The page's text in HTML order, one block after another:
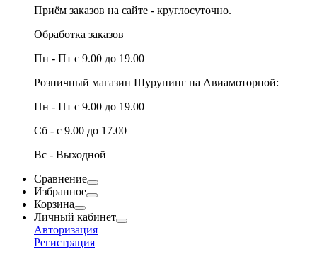
Приём заказов на сайте - круглосуточно.
Обработка заказов
Пн - Пт с 9.00 до 19.00
Розничный магазин Шурупинг на Авиамоторной:
Пн - Пт с 9.00 до 19.00
Сб - с 9.00 до 17.00
Вс - Выходной
Сравнение
Избранное
Корзина
Личный кабинет
Авторизация
Регистрация